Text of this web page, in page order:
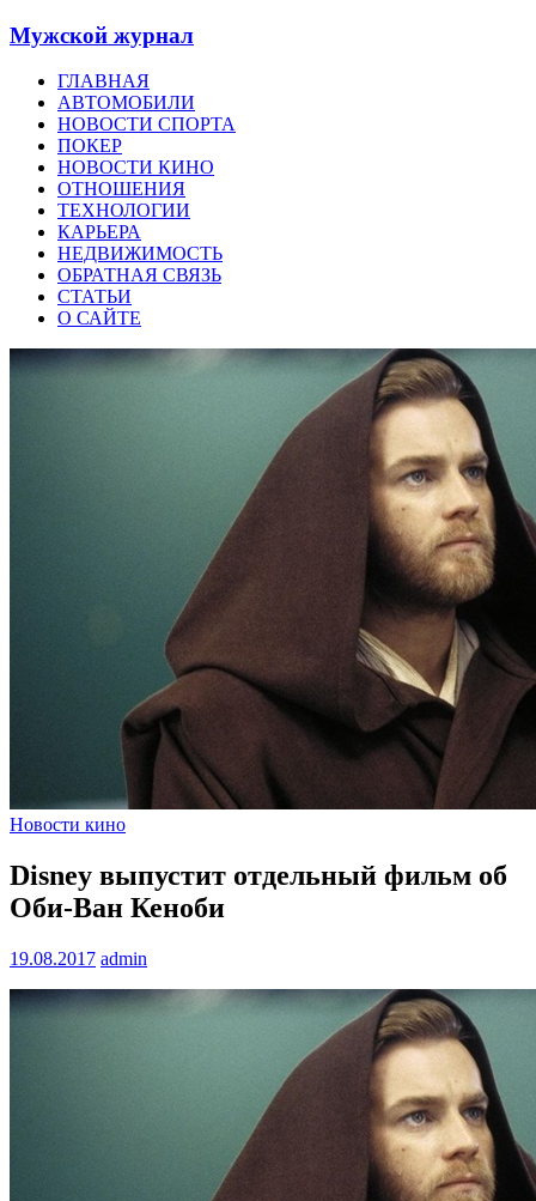
Мужской журнал
ГЛАВНАЯ
АВТОМОБИЛИ
НОВОСТИ СПОРТА
ПОКЕР
НОВОСТИ КИНО
ОТНОШЕНИЯ
ТЕХНОЛОГИИ
КАРЬЕРА
НЕДВИЖИМОСТЬ
ОБРАТНАЯ СВЯЗЬ
СТАТЬИ
О САЙТЕ
Новости кино
Disney выпустит отдельный фильм об
Оби-Ван Кеноби
19.08.2017 admin